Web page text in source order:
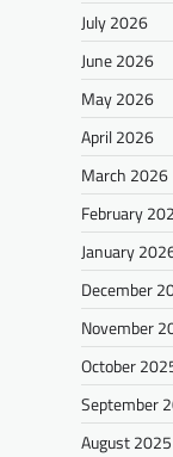
July 2026
June 2026
May 2026
April 2026
March 2026
February
January
December
November
October
September
August 2025